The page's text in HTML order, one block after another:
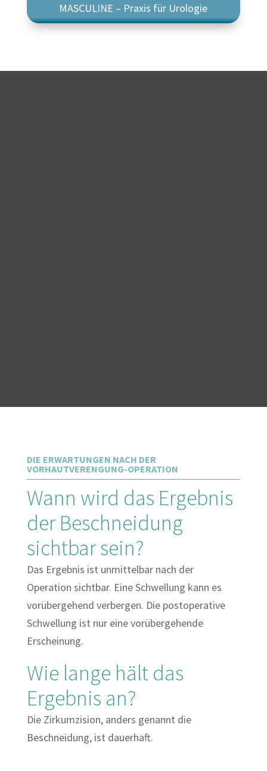
MASCULINE – Praxis für Urologie
DIE ERWARTUNGEN NACH DER
VORHAUTVERENGUNG-OPERATION
Wann wird das Ergebnis
der Beschneidung
sichtbar sein?
Das Ergebnis ist unmittelbar nach der
Operation sichtbar. Eine Schwellung kann es
vorübergehend verbergen. Die postoperative
Schwellung ist nur eine vorübergehende
Erscheinung.
Wie lange hält das
Ergebnis an?
Die Zirkumzision, anders genannt die
Beschneidung, ist dauerhaft.